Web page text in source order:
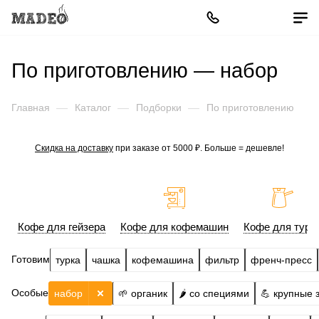
По приготовлению — набор
Главная — Каталог — Подборки — По приготовлению
Скидка на доставку при заказе от 5000 ₽. Больше = дешевле!
Кофе для гейзера Кофе для кофемашин Кофе для
Готовим турка чашка кофемашина фильтр френч-пресс
Особые 🌱 органик 🌶️ со специями 💪 крупные
набор